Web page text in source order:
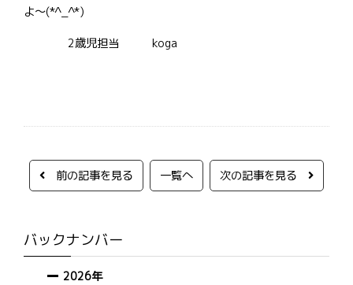
よ～(*^_^*)
2歳児担当 koga
前の記事を見る 一覧へ 次の記事を見る
バックナンバー
2026年